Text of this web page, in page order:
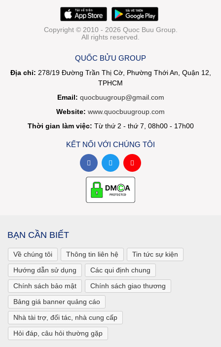
Copyright © 2010 - 2026 Quoc Buu Group.
All rights reserved.
QUỐC BỬU GROUP
Địa chỉ: 278/19 Đường Trần Thị Cờ, Phường Thới An, Quận 12,
TPHCM
Email: quocbuugroup@gmail.com
Website: www.quocbuugroup.com
Thời gian làm việc: Từ thứ 2 - thứ 7, 08h00 - 17h00
KẾT NỐI VỚI CHÚNG TÔI
BẠN CẦN BIẾT
Về chúng tôi Thông tin liên hệ
Tin tức sự kiện
Hướng dẫn sử dụng
Các qui định chung
Chính sách bảo mật
Chính sách giao thương
Bảng giá banner quảng cáo
Nhà tài trợ, đối tác, nhà cung cấp
Hỏi đáp, câu hỏi thường gặp